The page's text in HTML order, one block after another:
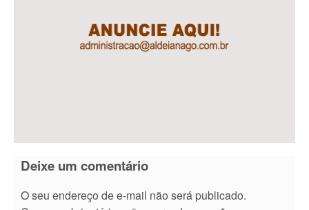
Deixe um comentário
O seu endereço de e-mail não será publicado.